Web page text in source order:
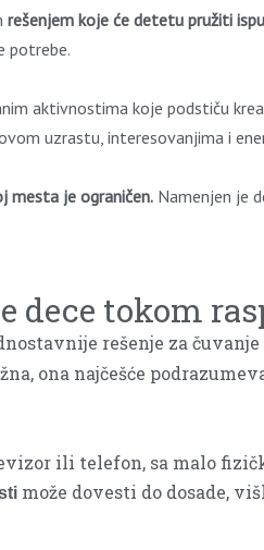
rešenjem koje će detetu pružiti
potrebe.
aktivnostima koje podstiču
uzrastu, interesovanjima i
mesta je ograničen. Namenjen je
dece tokom
rešenje za čuvanje
ona najčešće
ili telefon, sa malo
može dovesti do dosade,